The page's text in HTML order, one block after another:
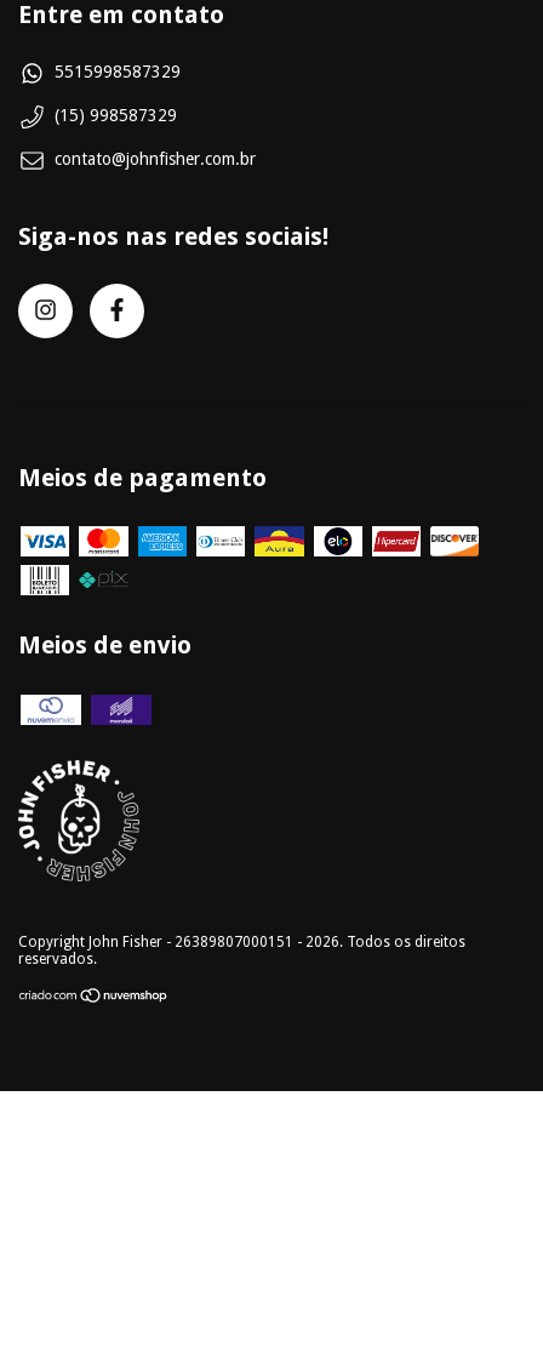
Entre em contato
5515998587329
(15) 998587329
contato@johnfisher.com.br
Siga-nos nas redes sociais!
Meios de pagamento
Meios de envio
Copyright John Fisher - 26389807000151 - 2026. Todos os direitos
reservados.